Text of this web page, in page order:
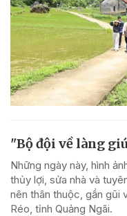
"Bộ đội về làng
Những ngày này, hình
thủy lợi, sửa nhà và
nên thân thuộc, gần gũi
Réo, tỉnh Quảng Ngãi.